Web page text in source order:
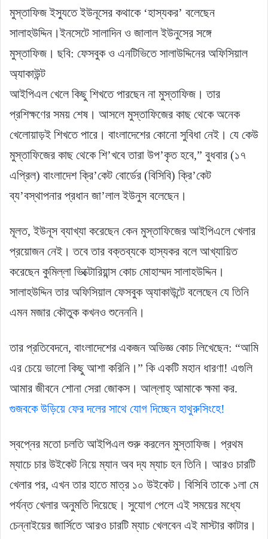
মুস্তাফিজ ইস্যুতে ইউনূসের কথাকে ‘হাস্যকর’ বলেছেন
সালাহউদ্দিন।ইনসেটে সালাদিন ও জালাল ইউনুসের সঙ্গে
মুস্তাফিজ। ছবি: ফেসবুক ও এনটিভিতে সালাউদ্দিনের অফিসিয়াল
অ্যাকাউন্ট
আইপিএল খেলে কিছু শিখতে পারছেন না মুস্তাফিজ। তার
প্রশিক্ষণের সময় শেষ। আসলে মুস্তাফিজের কাছ থেকে অনেক
খেলোয়াড়ই শিখতে পারে। বাংলাদেশের কোনো সুবিধা নেই। যে কেউ
মুস্তাফিজের কাছ থেকে শি’খবে তারা উপ’কৃত হবে,” বুধবার (১৭
এপ্রিল) বাংলাদেশ ক্রি’কেট বোর্ডের (বিসিবি) ক্রি’কেট
ব্য’বস্থাপনার প্রধান জা’লাল ইউনুস বলেছেন।
মূলত, ইউনূস ব্যাখ্যা করেছেন কেন মুস্তাফিজের আইপিএলে খেলার
প্রয়োজন নেই। তবে তার বক্তব্যকে হাস্যকর বলে আখ্যায়িত
করেছেন কুমিল্লা ভিক্টোরিয়ান্স কোচ মোহাম্মদ সালাহউদ্দিন।
সালাহউদ্দিন তার অফিসিয়াল ফেসবুক অ্যাকাউন্টে বলেছেন যে তিনি
এমন মজার কৌতুক কখনও শুনেননি।
তার প্রতিবেদনে, বাংলাদেশের একজন অভিজ্ঞ কোচ লিখেছেন: “আমি
এর চেয়ে ভালো কিছু আশা করিনি।” কি একটি মহান ধারণা! এগুলি
আমার জীবনে শোনা সেরা জোকস। আল্লাহ্ আমাকে ক্ষমা কর.
গুজবকে উড়িয়ে ফের দলের সাথে যোগ দিচ্ছেন হাথুরুসিংহে!
স্বপ্নের মতো চলতি আইপিএল শুরু করলেন মুস্তাফিজ। প্রথম
ম্যাচে চার উইকেট নিয়ে ম্যান অব দ্য ম্যাচ হন তিনি। আরও চারটি
খেলার পর, এখন তার হাতে মাত্র ১০ উইকেট। বিসিবি তাকে ১লা মে
পর্যন্ত খেলার অনুমতি দিয়েছে। সুযোগ পেলে এই সময়ের মধ্যে
চেন্নাইয়ের জার্সিতে আরও চারটি ম্যাচ খেলবেন এই মাস্টার কাটার।